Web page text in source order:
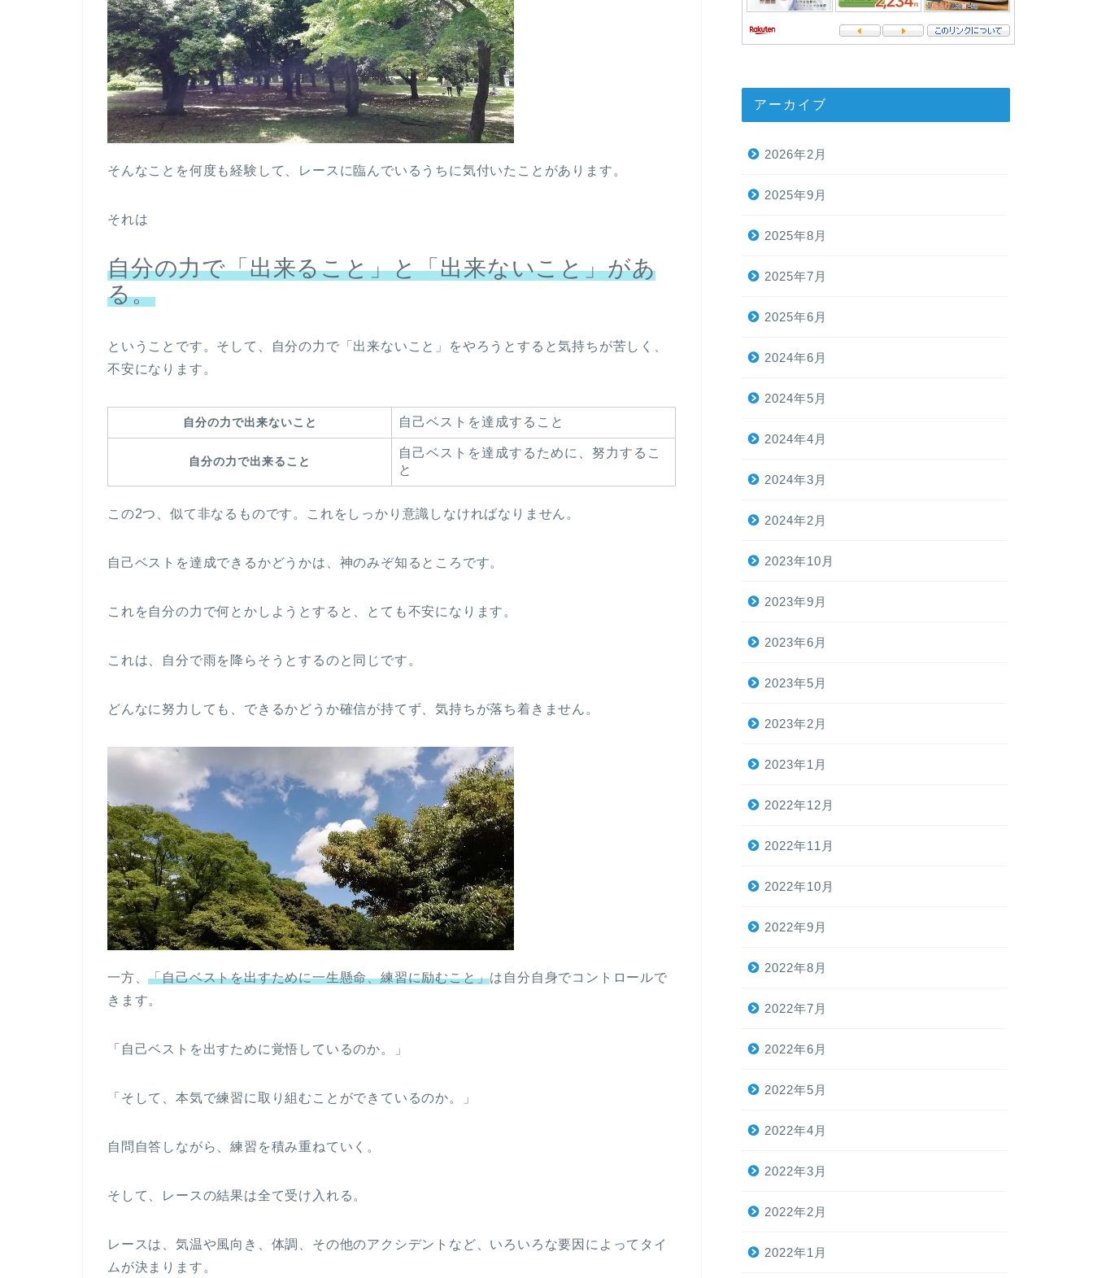
そんなことを何度も経験して、レースに臨んでいるうちに気付いたことがあります。
それは
自分の力で「出来ること」と「出来ないこと」があ
る。
ということです。そして、自分の力で「出来ないこと」をやろうとすると気持ちが苦しく、
不安になります。
自分の力で出来ないこと 自己ベストを達成すること
自分の力で出来ること
自己ベストを達成するために、努力するこ
と
この2つ、似て非なるものです。これをしっかり意識しなければなりません。
自己ベストを達成できるかどうかは、神のみぞ知るところです。
これを自分の力で何とかしようとすると、とても不安になります。
これは、自分で雨を降らそうとするのと同じです。
どんなに努力しても、できるかどうか確信が持てず、気持ちが落ち着きません。
一方、「自己ベストを出すために一生懸命、練習に励むこと」は自分自身でコントロールで
きます。
「自己ベストを出すために覚悟しているのか。」
「そして、本気で練習に取り組むことができているのか。」
自問自答しながら、練習を積み重ねていく。
そして、レースの結果は全て受け入れる。
レースは、気温や風向き、体調、その他のアクシデントなど、いろいろな要因によってタイ
ムが決まります。
アーカイブ
2026年2月
2025年9月
2025年8月
2025年7月
2025年6月
2024年6月
2024年5月
2024年4月
2024年3月
2024年2月
2023年10月
2023年9月
2023年6月
2023年5月
2023年2月
2023年1月
2022年12月
2022年11月
2022年10月
2022年9月
2022年8月
2022年7月
2022年6月
2022年5月
2022年4月
2022年3月
2022年2月
2022年1月